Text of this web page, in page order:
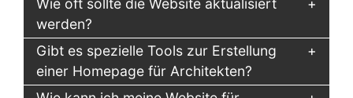
Wie oft sollte die Website aktualisiert
werden?
Gibt es spezielle Tools zur Erstellung
einer Homepage für Architekten?